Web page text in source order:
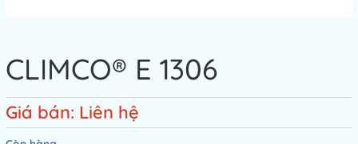
CLIMCO® E 1306
Giá bán: Liên hệ